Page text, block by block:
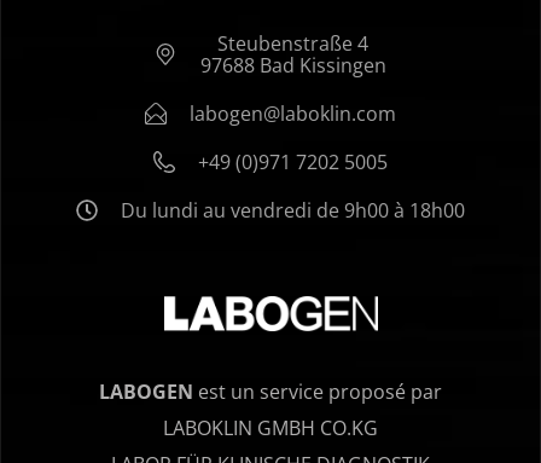
Steubenstraße 4
97688 Bad Kissingen
labogen@laboklin.com
+49 (0)971 7202 5005
Du lundi au vendredi de 9h00 à 18h00
LABOGEN est un service proposé par
LABOKLIN GMBH CO.KG